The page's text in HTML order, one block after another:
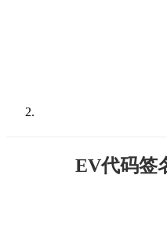
EV代码签